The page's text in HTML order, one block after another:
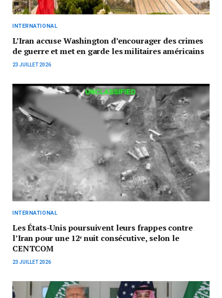
INTERNATIONAL
L’Iran accuse Washington d’encourager des crimes
de guerre et met en garde les militaires américains
23 JUILLET 2026
INTERNATIONAL
Les États-Unis poursuivent leurs frappes contre
l’Iran pour une 12ᵉ nuit consécutive, selon le
CENTCOM
23 JUILLET 2026